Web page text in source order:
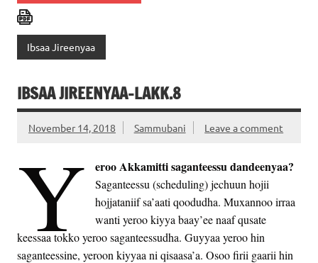
Ibsaa Jireenyaa
IBSAA JIREENYAA-LAKK.8
November 14, 2018 Sammubani Leave a comment
Y eroo Akkamitti saganteessu dandeenyaa?
Saganteessu (scheduling) jechuun hojii
hojjataniif sa’aati qoodudha. Muxannoo irraa
wanti yeroo kiyya baay’ee naaf qusate
keessaa tokko yeroo saganteessudha. Guyyaa yeroo hin
saganteessine, yeroon kiyyaa ni qisaasa’a. Osoo firii gaarii hin